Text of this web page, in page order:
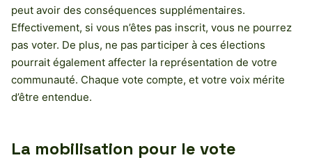
peut avoir des conséquences supplémentaires.
Effectivement, si vous n’êtes pas inscrit, vous ne pourrez
pas voter. De plus, ne pas participer à ces élections
pourrait également affecter la représentation de votre
communauté. Chaque vote compte, et votre voix mérite
d’être entendue.
La mobilisation pour le vote